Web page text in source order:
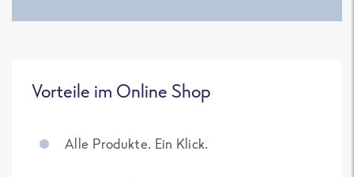
Vorteile im Online Shop
Alle Produkte. Ein Klick.